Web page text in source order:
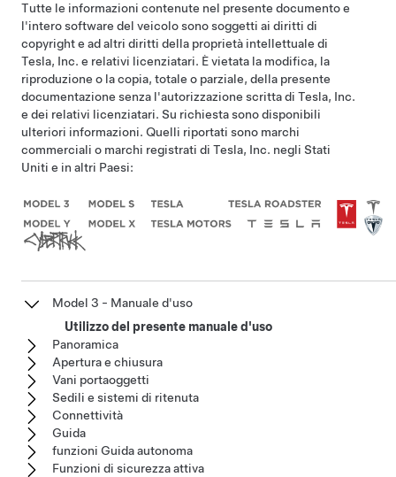
Tutte le informazioni contenute nel presente documento e
l'intero software del veicolo sono soggetti ai diritti di
copyright e ad altri diritti della proprietà intellettuale di
Tesla, Inc. e relativi licenziatari. È vietata la modifica, la
riproduzione o la copia, totale o parziale, della presente
documentazione senza l'autorizzazione scritta di Tesla, Inc.
e dei relativi licenziatari. Su richiesta sono disponibili
ulteriori informazioni. Quelli riportati sono marchi
commerciali o marchi registrati di Tesla, Inc. negli Stati
Uniti e in altri Paesi:
Model 3 - Manuale d'uso
Utilizzo del presente manuale d'uso
Panoramica
Apertura e chiusura
Vani portaoggetti
Sedili e sistemi di ritenuta
Connettività
Guida
funzioni Guida autonoma
Funzioni di sicurezza attiva